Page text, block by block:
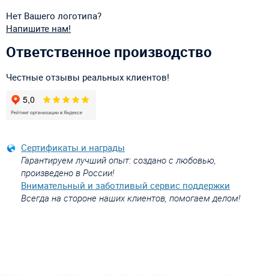
Нет Вашего логотипа?
Напишите нам!
Ответственное производство
Честные отзывы реальных клиентов!
Сертификаты и награды
Гарантируем лучший опыт: создано с любовью,
произведено в России!
Внимательный и заботливый сервис поддержки
Всегда на стороне наших клиентов, помогаем делом!